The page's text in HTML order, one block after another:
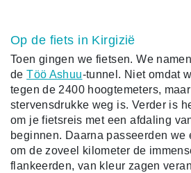
Op de fiets in Kirgizië
Toen gingen we fietsen. We
deTöö Ashuu-tunnel. Niet omdat
tegen de 2400 hoogtemeters,
stervensdrukke weg is. Verder is
om je fietsreis met een afdaling
beginnen. Daarna passeerden we
om de zoveel kilometer de
flankeerden, van kleur zagen